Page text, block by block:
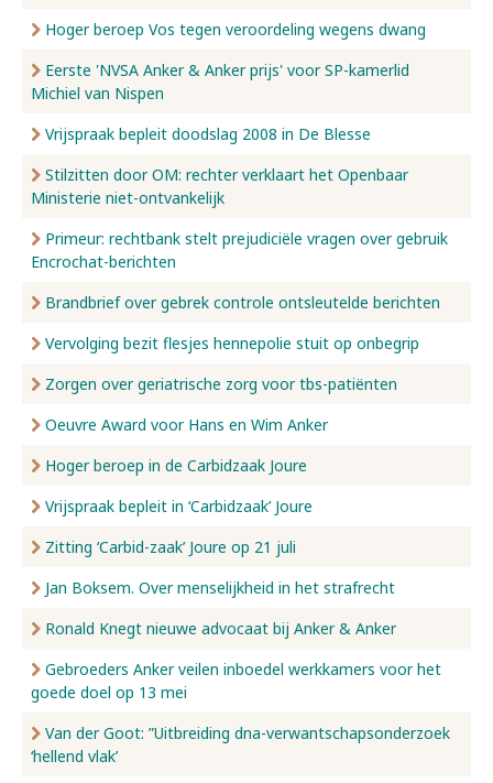
Hoger beroep Vos tegen veroordeling wegens dwang
Eerste 'NVSA Anker & Anker prijs' voor SP-kamerlid
Michiel van Nispen
Vrijspraak bepleit doodslag 2008 in De Blesse
Stilzitten door OM: rechter verklaart het Openbaar
Ministerie niet-ontvankelijk
Primeur: rechtbank stelt prejudiciële vragen over gebruik
Encrochat-berichten
Brandbrief over gebrek controle ontsleutelde berichten
Vervolging bezit flesjes hennepolie stuit op onbegrip
Zorgen over geriatrische zorg voor tbs-patiënten
Oeuvre Award voor Hans en Wim Anker
Hoger beroep in de Carbidzaak Joure
Vrijspraak bepleit in ‘Carbidzaak’ Joure
Zitting ‘Carbid-zaak’ Joure op 21 juli
Jan Boksem. Over menselijkheid in het strafrecht
Ronald Knegt nieuwe advocaat bij Anker & Anker
Gebroeders Anker veilen inboedel werkkamers voor het
goede doel op 13 mei
Van der Goot: ”Uitbreiding dna-verwantschapsonderzoek
‘hellend vlak’